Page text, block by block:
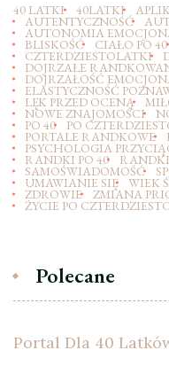
40 LATKI 40LATKI
AUTENTYCZNOŚĆ
AUTONOMIA
BLISKOŚĆ CIAŁO PO 40
CZTERDZIESTOLATKI
DOJRZAŁE
DOJRZAŁOŚĆ
ELASTYCZNOŚĆ
LĘK PRZED OCENĄ
NOWE ZNAJOMOŚCI
PO 40 PO
PORTALE RANDKOWE
PSYCHOLOGIA
RANDKI PO 40 RANDKI
SAMOŚWIADOMOŚĆ
UMAWIANIE SIĘ WIEK
ZDROWIE ZMIANA
ŻYCIE PO
Polecane
Portal Dla 40